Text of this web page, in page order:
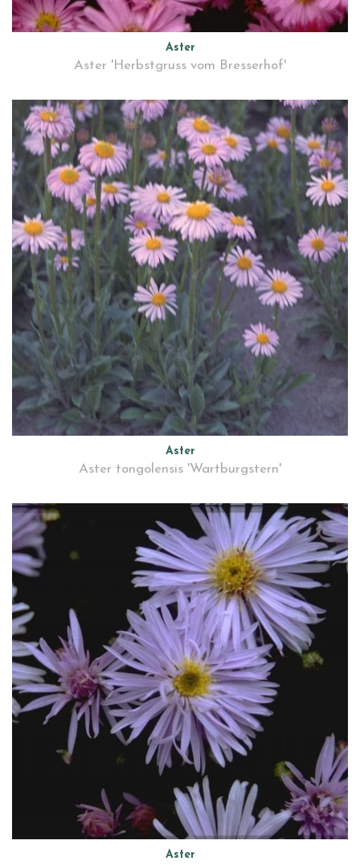
Aster
Aster 'Herbstgruss vom Bresserhof'
Aster
Aster tongolensis 'Wartburgstern'
Aster